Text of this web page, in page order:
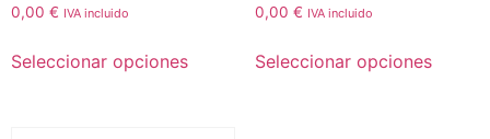
0,00 € IVA incluido
Seleccionar opciones
0,00 € IVA incluido
Seleccionar opciones